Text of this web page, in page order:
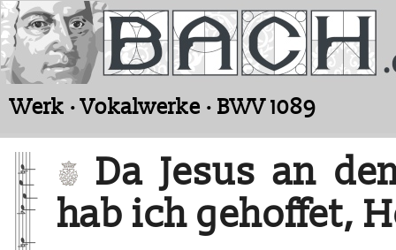
Werk · Vokalwerke · BWV 1089
Da Jesus an
hab ich gehoffet,